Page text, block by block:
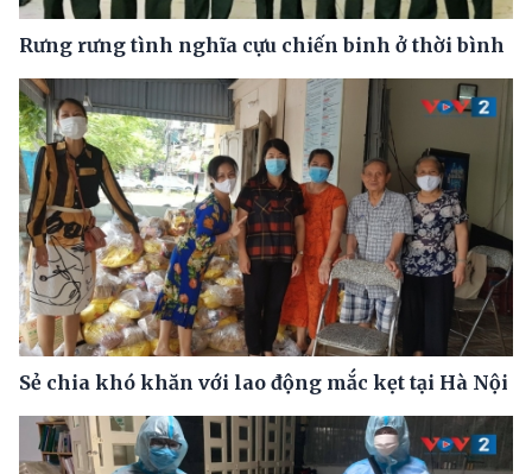
Rưng rưng tình nghĩa cựu chiến binh ở thời bình
Sẻ chia khó khăn với lao động mắc kẹt tại Hà Nội